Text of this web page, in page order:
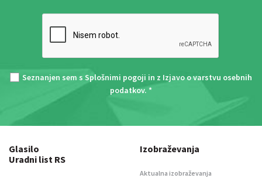
Seznanjen sem s Splošnimi pogoji in z Izjavo o varstvu osebnih
podatkov. *
Glasilo
Uradni list RS
Izobraževanja
Aktualna izobraževanja